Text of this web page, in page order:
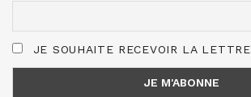
JE SOUHAITE RECEVOIR LA LETTRE